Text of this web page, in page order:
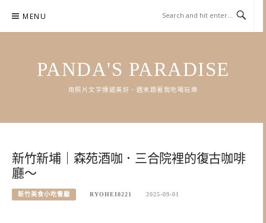
content
MENU
PANDA'S PARADISE
用照片文字傳遞美好．週末跟著我吃喝玩樂
新竹新埔｜森苑酒咖．三合院裡的復古咖啡
廳～
新竹美食小吃餐廳 RYOHEI0221 2025-09-01